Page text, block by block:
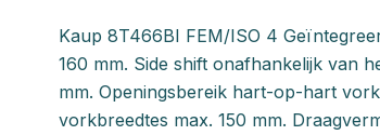
Kaup 8T466BI FEM/ISO 4
160 mm. Side shift onafhankelijk van
mm. Openingsbereik hart-op-hart
vorkbreedtes max. 150 mm.